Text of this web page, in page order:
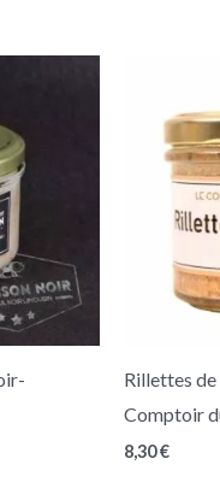
Rillettes
Comptoir
8,30€